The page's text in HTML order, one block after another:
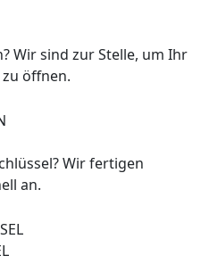
Wir sind zur Stelle, um Ihr
öffnen.
Wir fertigen
an.